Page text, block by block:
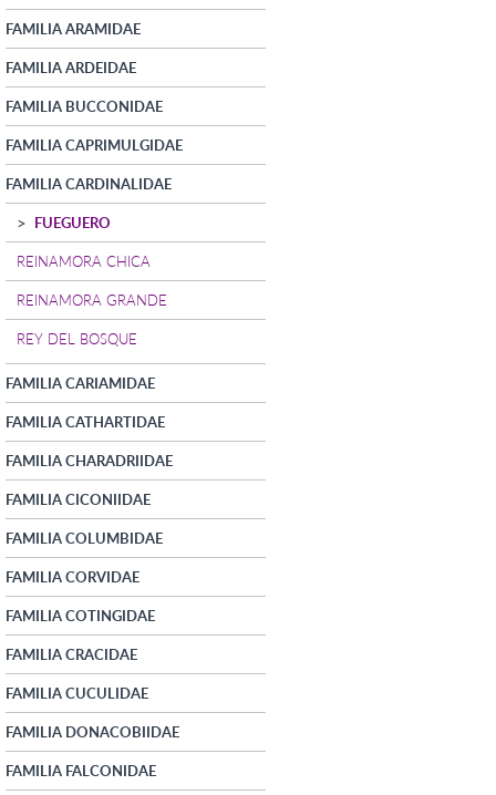
FAMILIA ARAMIDAE
FAMILIA ARDEIDAE
FAMILIA BUCCONIDAE
FAMILIA CAPRIMULGIDAE
FAMILIA CARDINALIDAE
FUEGUERO
REINAMORA CHICA
REINAMORA GRANDE
REY DEL BOSQUE
FAMILIA CARIAMIDAE
FAMILIA CATHARTIDAE
FAMILIA CHARADRIIDAE
FAMILIA CICONIIDAE
FAMILIA COLUMBIDAE
FAMILIA CORVIDAE
FAMILIA COTINGIDAE
FAMILIA CRACIDAE
FAMILIA CUCULIDAE
FAMILIA DONACOBIIDAE
FAMILIA FALCONIDAE